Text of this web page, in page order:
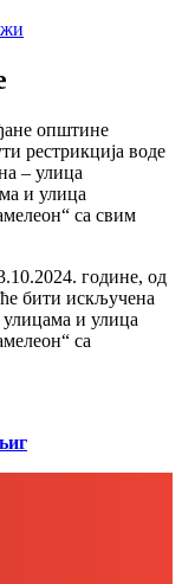
општине
рестрикција воде
– улица
и улица
са свим
године, од
бити искључена
и улица
са